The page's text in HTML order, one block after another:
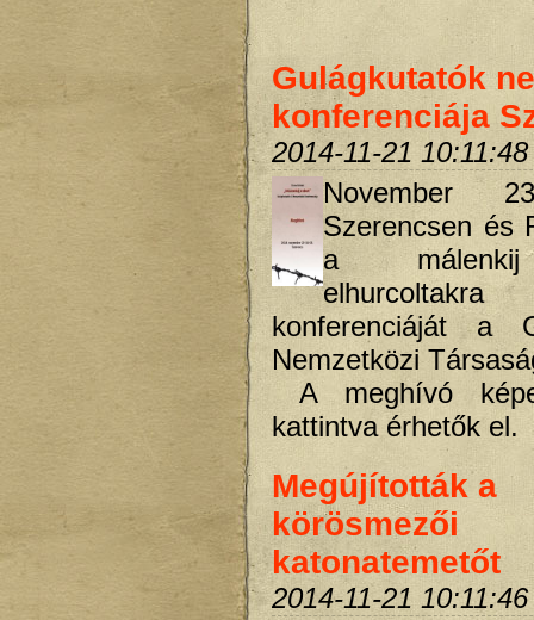
Gulágkutatók
konferenciája
2014-11-21 10:11:48
November
Szerencsen és
a
konferenciáját a
Nemzetközi
A meghívó
kattintva érhetők el.
Megújították a
körösmezői
katonatemetőt
2014-11-21 10:11:46